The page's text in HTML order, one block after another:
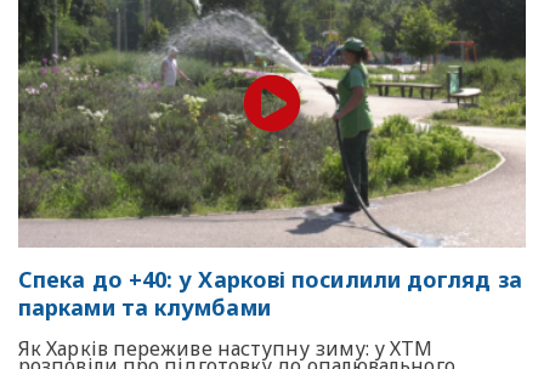
Спека до +40: у Харкові посилили догляд за
парками та клумбами
Як Харків переживе наступну зиму: у ХТМ